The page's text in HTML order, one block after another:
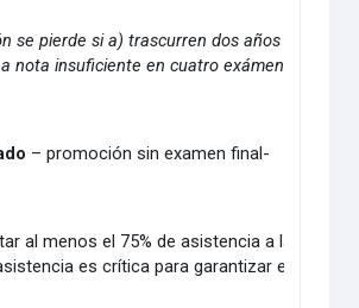
se pierde si a) trascurren dos años sin que
nota insuficiente en cuatro exámenes
– promoción sin examen final-
al menos el 75% de asistencia a las
es crítica para garantizar el